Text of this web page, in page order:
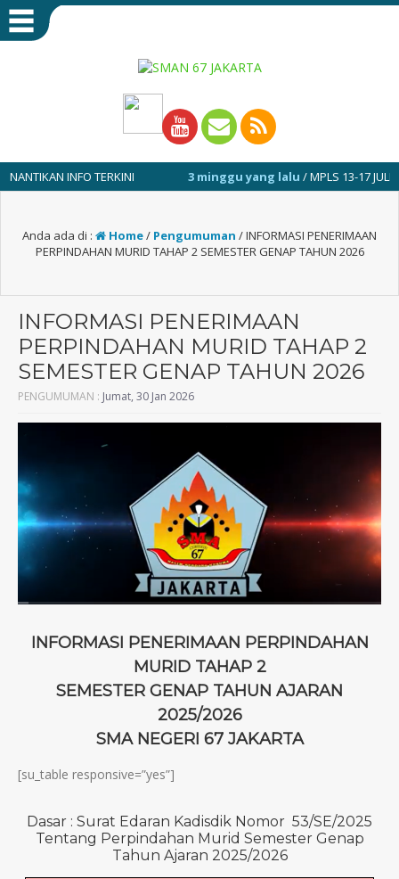
INFO TERKINI 3 minggu yang lalu/ MPLS 13-17 JULI 2026
Anda ada di : Home/ Pengumuman /INFORMASI PENERIMAAN
PERPINDAHAN MURID TAHAP 2 SEMESTER GENAP TAHUN 2026
INFORMASI PENERIMAAN
PERPINDAHAN MURID TAHAP 2
SEMESTER GENAP TAHUN 2026
PENGUMUMAN : Jumat, 30 Jan 2026
INFORMASI PENERIMAAN PERPINDAHAN
MURID TAHAP 2
SEMESTER GENAP TAHUN AJARAN
2025/2026
SMA NEGERI 67 JAKARTA
[su_table responsive=”yes”]
Dasar : Surat Edaran Kadisdik Nomor 53/SE/2025
Tentang Perpindahan Murid Semester Genap
Tahun Ajaran 2025/2026